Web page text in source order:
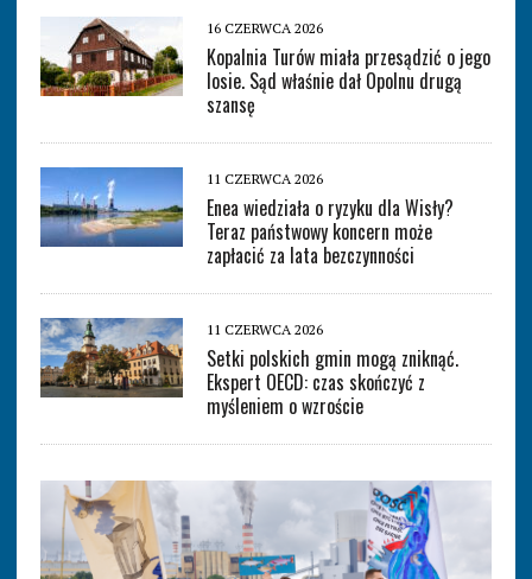
16 CZERWCA 2026
Kopalnia Turów miała przesądzić o jego
losie. Sąd właśnie dał Opolnu drugą
szansę
11 CZERWCA 2026
Enea wiedziała o ryzyku dla Wisły?
Teraz państwowy koncern może
zapłacić za lata bezczynności
11 CZERWCA 2026
Setki polskich gmin mogą zniknąć.
Ekspert OECD: czas skończyć z
myśleniem o wzroście